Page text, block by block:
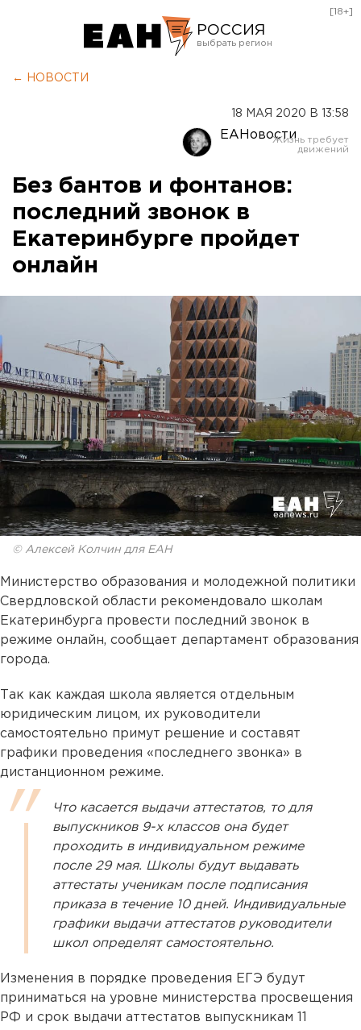
РОССИЯ
Оренбург
[18+]
← НОВОСТИ
18 МАЯ 2020 В 13:58
ЕАНовости
Без бантов и фонтанов:
последний звонок в
Екатеринбурге пройдет
онлайн
© Алексей Колчин для ЕАН
Министерство образования и молодежной политики
Свердловской области рекомендовало школам
Екатеринбурга провести последний звонок в
режиме онлайн, сообщает департамент образования
города.
Так как каждая школа является отдельным
юридическим лицом, их руководители
самостоятельно примут решение и составят
графики проведения «последнего звонка» в
дистанционном режиме.
Что касается выдачи аттестатов, то для
выпускников 9-х классов она будет
проходить в индивидуальном режиме
после 29 мая. Школы будут выдавать
аттестаты ученикам после подписания
приказа в течение 10 дней. Индивидуальные
графики выдачи аттестатов руководители
школ определят самостоятельно.
Изменения в порядке проведения ЕГЭ будут
приниматься на уровне министерства просвещения
РФ и срок выдачи аттестатов выпускникам 11